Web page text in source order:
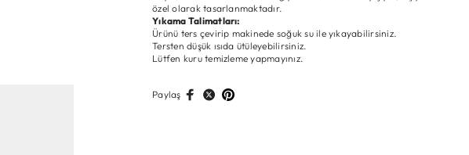
özel olarak tasarlanmaktadır.
Yıkama Talimatları:
Ürünü ters çevirip makinede soğuk su ile yıkayabilirsiniz.
Tersten düşük ısıda ütüleyebilirsiniz.
Lütfen kuru temizleme yapmayınız.
Paylaş